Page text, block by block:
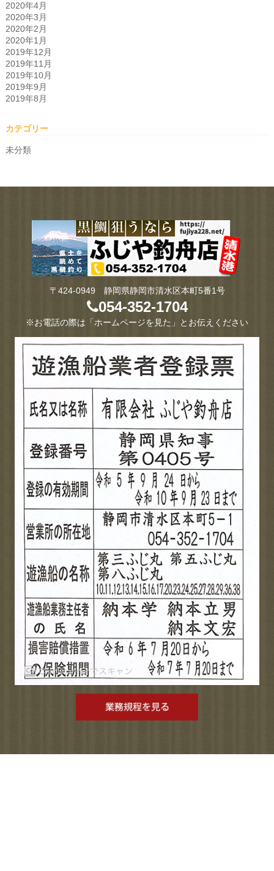
2020年4月
2020年3月
2020年2月
2020年1月
2019年12月
2019年11月
2019年10月
2019年9月
2019年8月
カテゴリー
未分類
〒424-0949 静岡県静岡市清水区本町5番1号
054-352-1704
※お電話の際は「ホームページを見た」とお伝えください